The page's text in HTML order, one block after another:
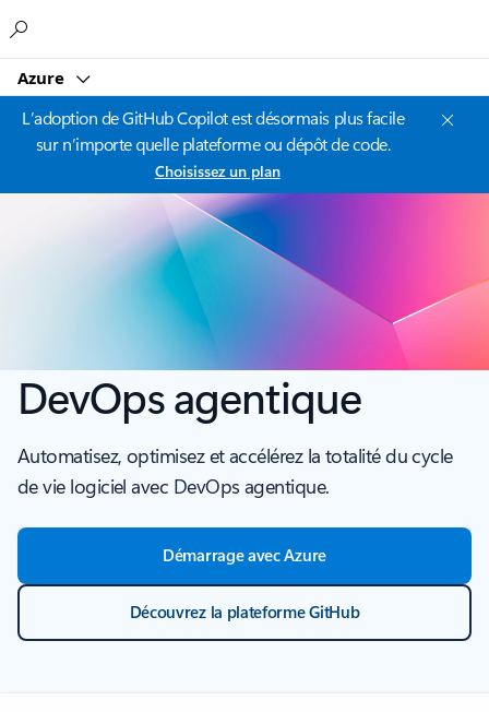
Azure
L’adoption de GitHub Copilot est désormais plus facile
sur n’importe quelle plateforme ou dépôt de code.
Choisissez un plan
DevOps agentique
Automatisez, optimisez et accélérez la totalité du cycle
de vie logiciel avec DevOps agentique.
Démarrage avec Azure
Découvrez la plateforme GitHub